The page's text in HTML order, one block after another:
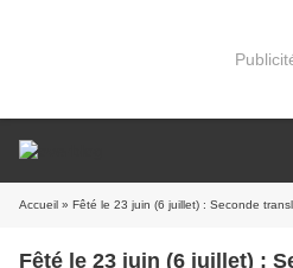
Accueil » Fêté le 23 juin (6 juillet) : Seconde translation des
Fêté le 23 juin (6 juillet) :